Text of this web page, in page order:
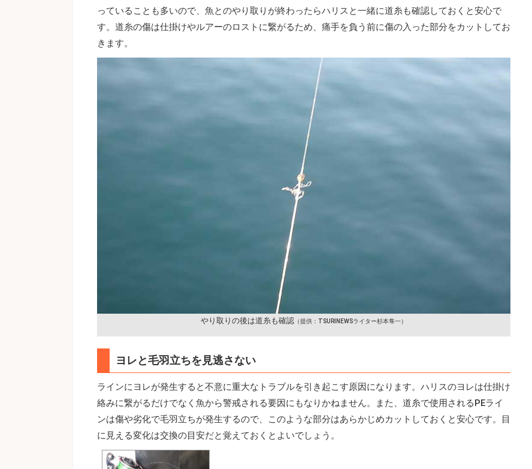
っていることも多いので、魚とのやり取りが終わったらハリスと一緒に道糸も確認しておくと安心で
す。道糸の傷は仕掛けやルアーのロストに繋がるため、痛手を負う前に傷の入った部分をカットしてお
きます。
やり取りの後は道糸も確認 （提供：TSURINEWSライター杉本隼一）
ヨレと毛羽立ちを見逃さない
ラインにヨレが発生すると不意に重大なトラブルを引き起こす原因になります。ハリスのヨレは仕掛け
絡みに繋がるだけでなく魚から警戒される要因にもなりかねません。また、道糸で使用されるPEライ
ンは傷や劣化で毛羽立ちが発生するので、このような部分はあらかじめカットしておくと安心です。目
に見える変化は交換の目安だと覚えておくとよいでしょう。